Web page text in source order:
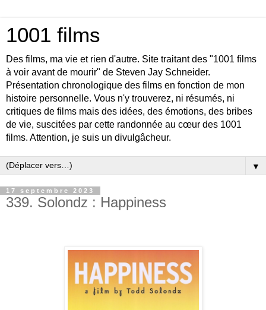
1001 films
Des films, ma vie et rien d'autre. Site traitant des "1001 films
à voir avant de mourir" de Steven Jay Schneider.
Présentation chronologique des films en fonction de mon
histoire personnelle. Vous n'y trouverez, ni résumés, ni
critiques de films mais des idées, des émotions, des bribes
de vie, suscitées par cette randonnée au cœur des 1001
films. Attention, je suis un divulgâcheur.
▼
17 septembre 2023
339. Solondz : Happiness